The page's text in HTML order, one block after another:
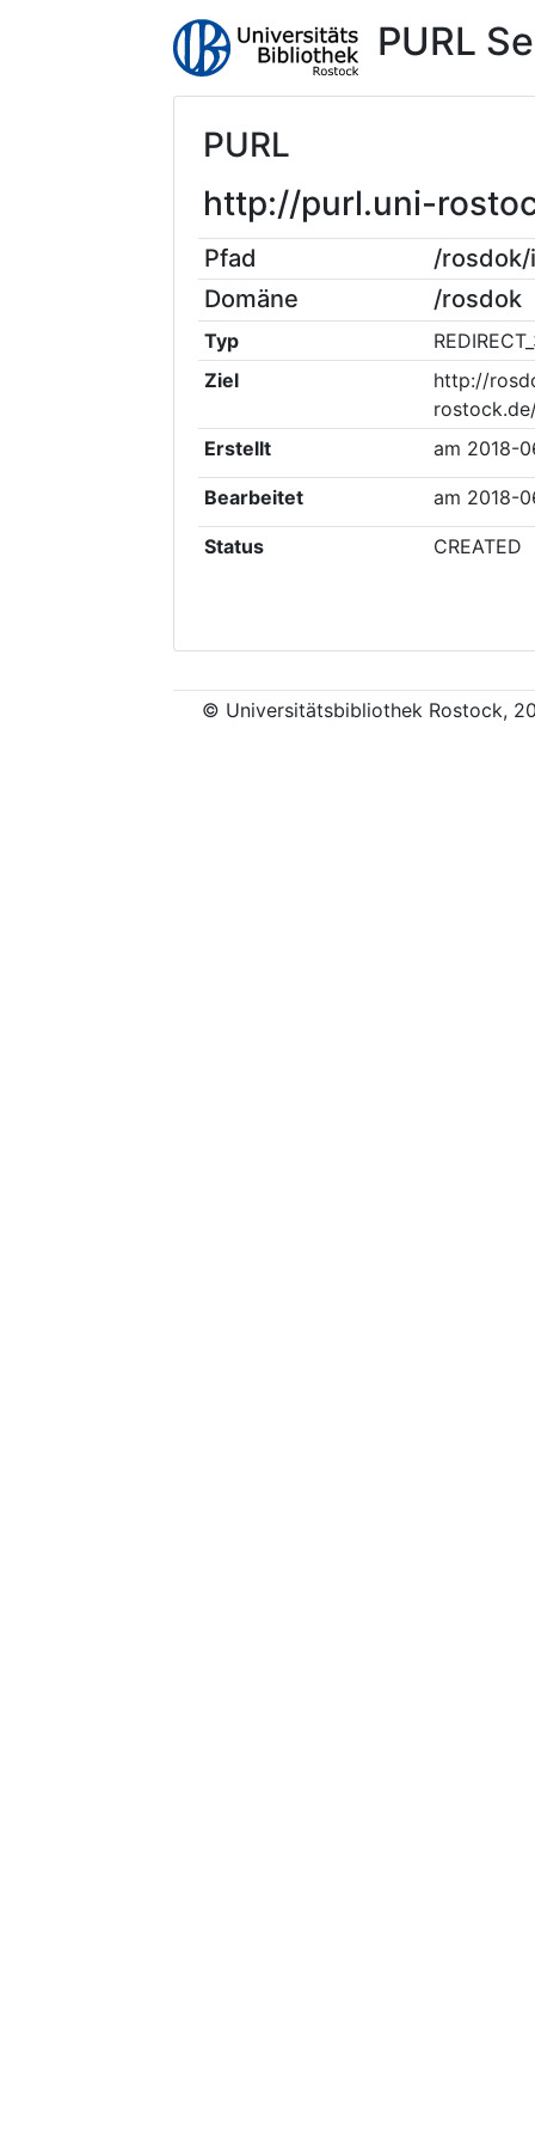
PURL
PURL
http://purl.uni-
Pfad
/
Domäne
/rosdok
Typ
Ziel
http://
Erstellt
am 2018-
Bearbeitet am 2018-
Status CREATED
© Universitätsbibliothek Rostock,